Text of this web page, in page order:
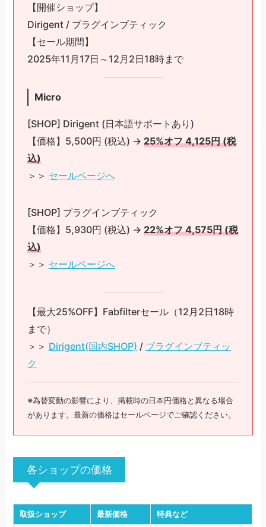
【開催ショップ】
Dirigent / プラグインブティック
【セール期間】
2025年11月17日～12月2日18時まで
Micro
[SHOP] Dirigent (日本語サポートあり)
【価格】5,500円 (税込) → 25%オフ 4,125円 (税
込)
＞＞ セールページへ
[SHOP] プラグインブティック
【価格】5,930円 (税込) → 22%オフ 4,575円 (税
込)
＞＞ セールページへ
【最大25%OFF】Fabfilterセール（12月2日18時
まで）
＞＞ Dirigent(国内SHOP) / プラグインブティッ
ク
※為替変動の影響により、掲載時の日本円価格と異なる場合
があります。最新の価格はセールページでご確認ください。
各ショップの価格
取扱ショップ 最新価格 特典など